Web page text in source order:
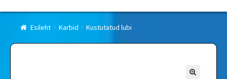
Esileht
Esileht Karbid Kustutatud lubi